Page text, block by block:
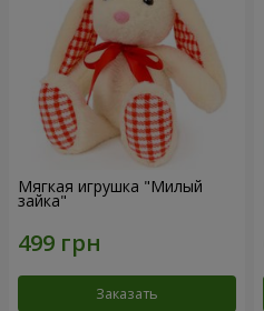
Мягкая игрушка "Милый
зайка"
Заказать